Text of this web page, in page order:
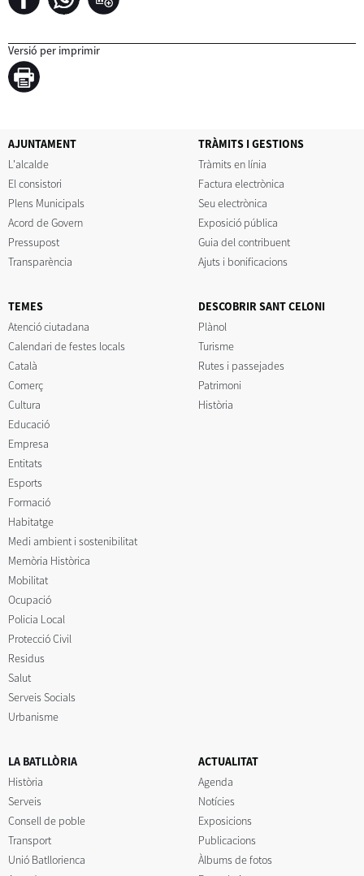
Versió per imprimir
AJUNTAMENT
L'alcalde
El consistori
Plens Municipals
Acord de Govern
Pressupost
Transparència
TRÀMITS I GESTIONS
Tràmits en línia
Factura electrònica
Seu electrònica
Exposició pública
Guia del contribuent
Ajuts i bonificacions
TEMES
Atenció ciutadana
Calendari de festes locals
Català
Comerç
Cultura
Educació
Empresa
Entitats
Esports
Formació
Habitatge
Medi ambient i sostenibilitat
Memòria Històrica
Mobilitat
Ocupació
Policia Local
Protecció Civil
Residus
Salut
Serveis Socials
Urbanisme
DESCOBRIR SANT CELONI
Plànol
Turisme
Rutes i passejades
Patrimoni
Història
LA BATLLÒRIA
Història
Serveis
Consell de poble
Transport
Unió Batllorienca
ACTUALITAT
Agenda
Notícies
Exposicions
Publicacions
Àlbums de fotos